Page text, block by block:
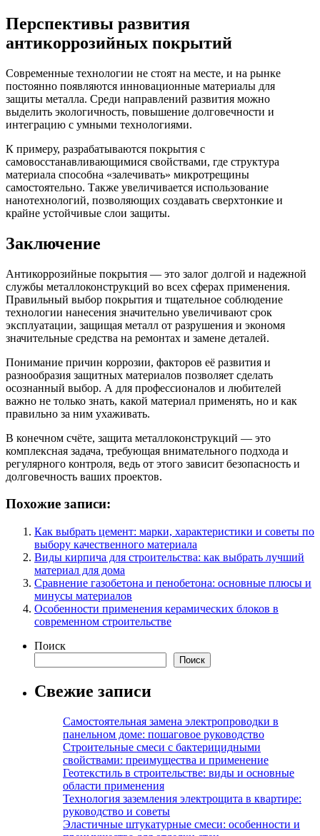
Перспективы развития
антикоррозийных покрытий
Современные технологии не стоят на месте, и на рынке
постоянно появляются инновационные материалы для
защиты металла. Среди направлений развития можно
выделить экологичность, повышение долговечности и
интеграцию с умными технологиями.
К примеру, разрабатываются покрытия с
самовосстанавливающимися свойствами, где структура
материала способна «залечивать» микротрещины
самостоятельно. Также увеличивается использование
нанотехнологий, позволяющих создавать сверхтонкие и
крайне устойчивые слои защиты.
Заключение
Антикоррозийные покрытия — это залог долгой и надежной
службы металлоконструкций во всех сферах применения.
Правильный выбор покрытия и тщательное соблюдение
технологии нанесения значительно увеличивают срок
эксплуатации, защищая металл от разрушения и экономя
значительные средства на ремонтах и замене деталей.
Понимание причин коррозии, факторов её развития и
разнообразия защитных материалов позволяет сделать
осознанный выбор. А для профессионалов и любителей
важно не только знать, какой материал применять, но и как
правильно за ним ухаживать.
В конечном счёте, защита металлоконструкций — это
комплексная задача, требующая внимательного подхода и
регулярного контроля, ведь от этого зависит безопасность и
долговечность ваших проектов.
Похожие записи:
Как выбрать цемент: марки, характеристики и советы по
выбору качественного материала
Виды кирпича для строительства: как выбрать лучший
материал для дома
Сравнение газобетона и пенобетона: основные плюсы и
минусы материалов
Особенности применения керамических блоков в
современном строительстве
Поиск
Поиск
Свежие записи
Самостоятельная замена электропроводки в
панельном доме: пошаговое руководство
Строительные смеси с бактерицидными
свойствами: преимущества и применение
Геотекстиль в строительстве: виды и основные
области применения
Технология заземления электрощита в квартире:
руководство и советы
Эластичные штукатурные смеси: особенности и